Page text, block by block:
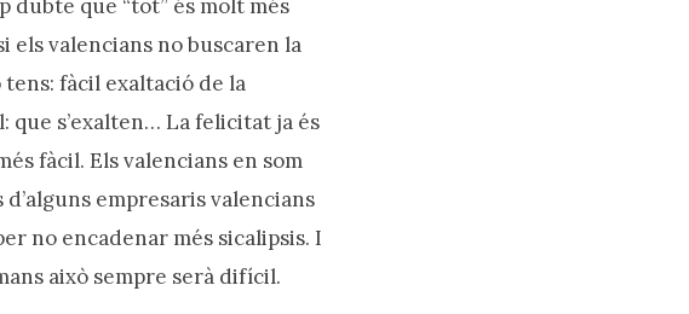
dubte que “tot” és molt més
els valencians no buscaren la
tens: fàcil exaltació de la
que s’exalten… La felicitat ja és
fàcil. Els valencians en som
empresaris valencians
no encadenar més sicalipsis. I
això sempre serà difícil.